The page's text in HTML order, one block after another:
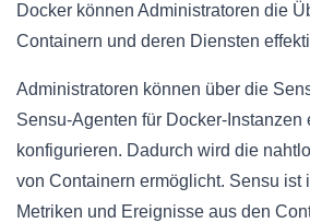
Docker können Administratoren die
Containern und deren Diensten
Administratoren können über die
Sensu-Agenten für Docker-Instanzen
konfigurieren. Dadurch wird die
von Containern ermöglicht. Sensu ist
Metriken und Ereignisse aus den